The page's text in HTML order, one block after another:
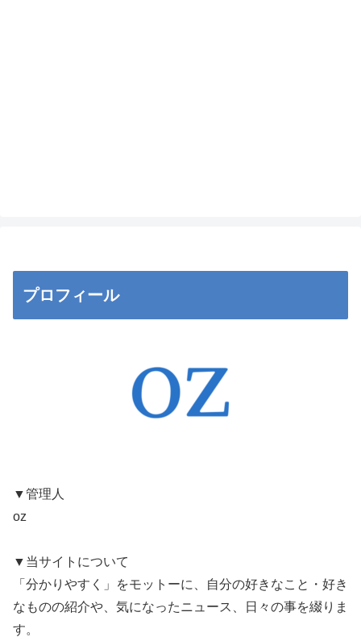
プロフィール
▼管理人
oz
▼当サイトについて
「分かりやすく」をモットーに、自分の好きなこと・好き
なものの紹介や、気になったニュース、日々の事を綴りま
す。